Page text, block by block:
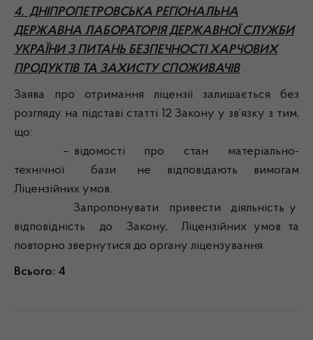
4. ДНІПРОПЕТРОВСЬКА РЕГІОНАЛЬНА
ДЕРЖАВНА ЛАБОРАТОРІЯ ДЕРЖАВНОЇ СЛУЖБИ
УКРАЇНИ З ПИТАНЬ БЕЗПЕЧНОСТІ ХАРЧОВИХ
ПРОДУКТІВ ТА ЗАХИСТУ СПОЖИВАЧІВ
Заява про отримання ліцензії залишається без
розгляду на підставі статті 12 Закону у зв’язку з тим,
що:
– відомості про стан матеріально-
технічної бази не відповідають вимогам
Ліцензійних умов.
Запропонувати привести діяльність у
відповідність до Закону, Ліцензійних умов та
повторно звернутися до органу ліцензування
Всього: 4